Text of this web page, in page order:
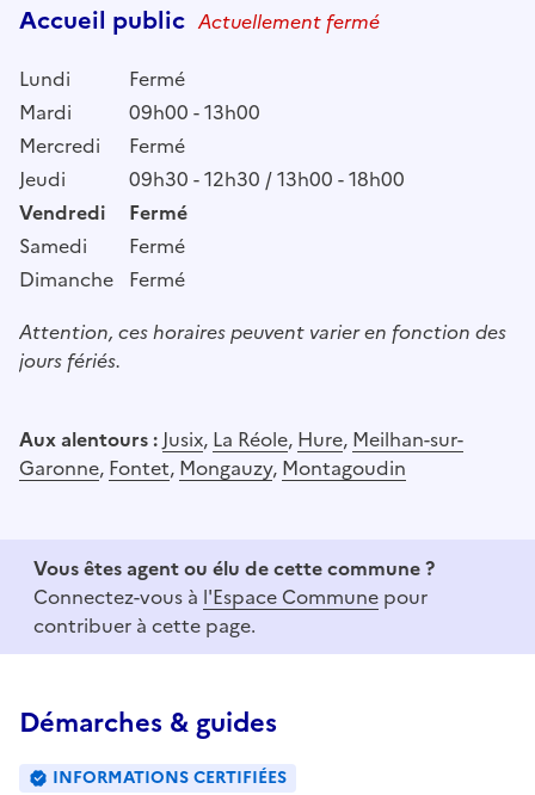
Accueil public Actuellement fermé
Lundi
Fermé
Mardi
09h00 - 13h00
Mercredi
Fermé
Jeudi
09h30 - 12h30 / 13h00 - 18h00
Vendredi
Fermé
Samedi
Fermé
Dimanche Fermé
Attention, ces horaires peuvent varier en fonction des
jours fériés.
Aux alentours : Jusix, La Réole, Hure, Meilhan-sur-
Garonne, Fontet, Mongauzy, Montagoudin
Vous êtes agent ou élu de cette commune ?
Connectez-vous à l'Espace Commune pour
contribuer à cette page.
Démarches & guides
INFORMATIONS CERTIFIÉES